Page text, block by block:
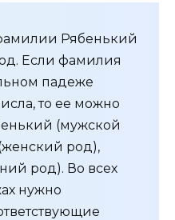
Рябенький
Если фамилия
падеже
то ее можно
(мужской
род),
род). Во всех
нужно